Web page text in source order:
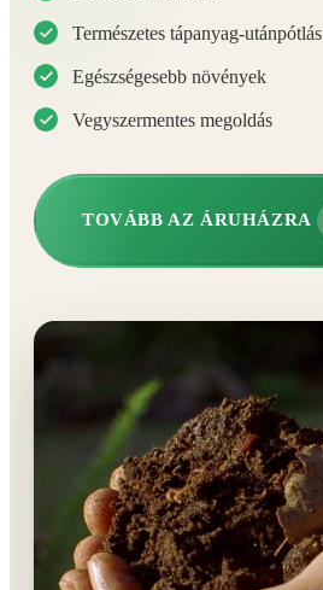
Természetes tápanyag-utánpótlás
Egészségesebb növények
Vegyszermentes megoldás
TOVÁBB AZ ÁRUHÁZRA